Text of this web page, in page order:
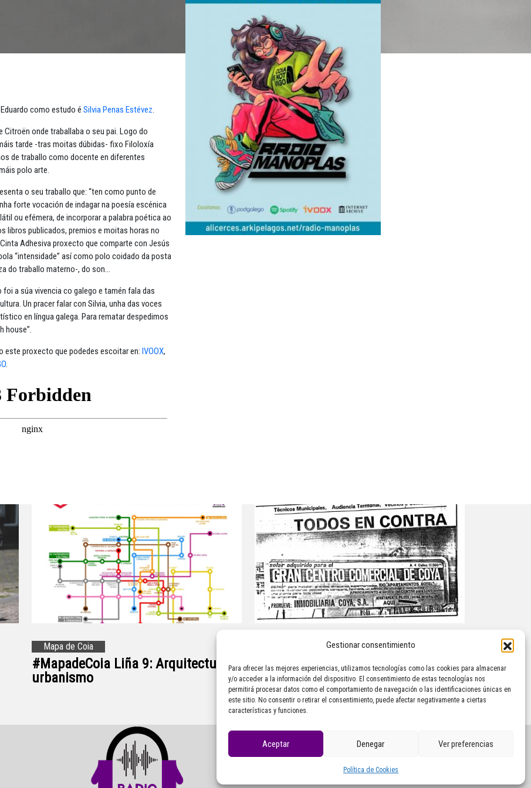
Gestionar consentimiento
Para ofrecer las mejores experiencias, utilizamos tecnologías como las cookies para almacenar
y/o acceder a la información del dispositivo. El consentimiento de estas tecnologías nos
permitirá procesar datos como el comportamiento de navegación o las identificaciones únicas en
este sitio. No consentir o retirar el consentimiento, puede afectar negativamente a ciertas
características y funciones.
Aceptar Denegar Ver preferencias
Política de Cookies
como estudo é Silvia Penas Estévez.
Citroën onde traballaba o seu pai. Logo do
tarde -tras moitas dúbidas- fixo Filoloxía
de traballo como docente en diferentes
polo arte.
o seu traballo que: “ten como punto de
forte vocación de indagar na poesía escénica
ou efémera, de incorporar a palabra poética ao
libros publicados, premios e moitas horas no
Adhesiva proxecto que comparte con Jesús
“intensidade” así como polo coidado da posta
do traballo materno-, do son…
a súa vivencia co galego e tamén fala das
Un pracer falar con Silvia, unha das voces
en língua galega. Para rematar despedimos
house”.
este proxecto que podedes escoitar en: IVOOX,
.
Mapa de Coia
#MapadeCoia Liña 9: Arquitectura e
urbanismo
O “hiper” de Coia fai 40 anos